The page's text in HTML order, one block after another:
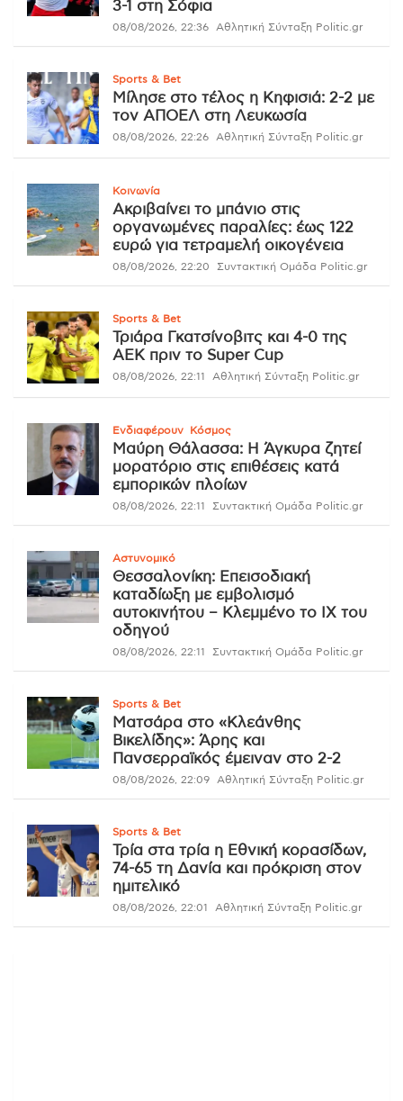
3-1 στη Σόφια
08/08/2026, 22:36 Αθλητική Σύνταξη Politic.gr
Sports & Bet
Μίλησε στο τέλος η Κηφισιά: 2-2 με
τον ΑΠΟΕΛ στη Λευκωσία
08/08/2026, 22:26 Αθλητική Σύνταξη Politic.gr
Κοινωνία
Ακριβαίνει το μπάνιο στις
οργανωμένες παραλίες: έως 122
ευρώ για τετραμελή οικογένεια
08/08/2026, 22:20 Συντακτική Ομάδα Politic.gr
Sports & Bet
Τριάρα Γκατσίνοβιτς και 4-0 της
ΑΕΚ πριν το Super Cup
08/08/2026, 22:11 Αθλητική Σύνταξη Politic.gr
Ενδιαφέρουν Κόσμος
Μαύρη Θάλασσα: Η Άγκυρα ζητεί
μορατόριο στις επιθέσεις κατά
εμπορικών πλοίων
08/08/2026, 22:11 Συντακτική Ομάδα Politic.gr
Αστυνομικό
Θεσσαλονίκη: Επεισοδιακή
καταδίωξη με εμβολισμό
αυτοκινήτου – Κλεμμένο το ΙΧ του
οδηγού
08/08/2026, 22:11 Συντακτική Ομάδα Politic.gr
Sports & Bet
Ματσάρα στο «Κλεάνθης
Βικελίδης»: Άρης και
Πανσερραϊκός έμειναν στο 2-2
08/08/2026, 22:09 Αθλητική Σύνταξη Politic.gr
Sports & Bet
Τρία στα τρία η Εθνική κορασίδων,
74-65 τη Δανία και πρόκριση στον
ημιτελικό
08/08/2026, 22:01 Αθλητική Σύνταξη Politic.gr